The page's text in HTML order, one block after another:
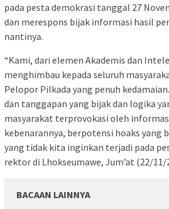
pada pesta demokrasi tanggal 27
dan merespons bijak informasi hasil
nantinya.
“Kami, dari elemen Akademis dan
menghimbau kepada seluruh
Pelopor Pilkada yang penuh
dan tanggapan yang bijak dan logika
masyarakat terprovokasi oleh
kebenarannya, berpotensi hoaks yang
yang tidak kita inginkan terjadi pada
rektor di Lhokseumawe, Jum’at (22/11/
BACAAN LAINNYA